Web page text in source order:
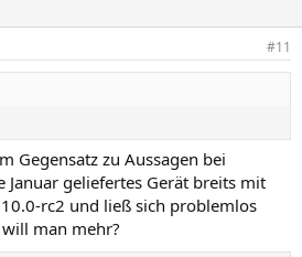
#11
Gegensatz zu Aussagen bei
Januar geliefertes Gerät breits mit
rc2 und ließ sich problemlos
man mehr?